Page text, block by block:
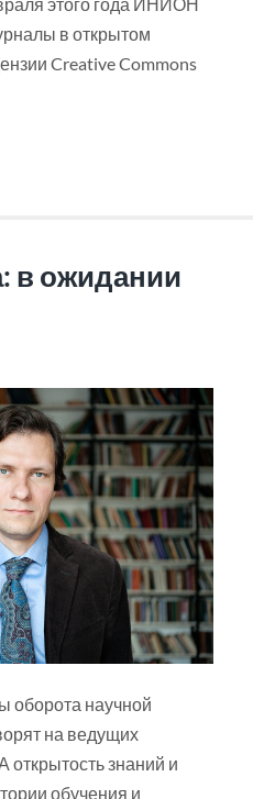
этого года ИНИОН
в открытом
Creative Commons
в ожидании
оборота научной
на ведущих
знаний и
обучения и